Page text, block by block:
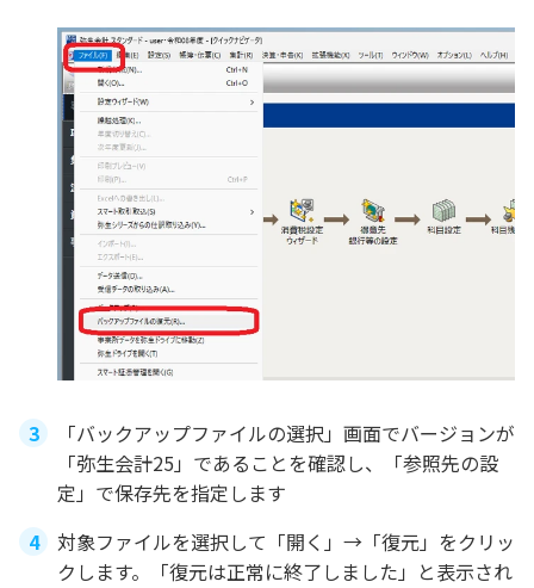
「バックアップファイルの選択」画面でバージョンが
「弥生会計25」であることを確認し、「参照先の設
定」で保存先を指定します
対象ファイルを選択して「開く」→「復元」をクリッ
クします。「復元は正常に終了しました」と表示され